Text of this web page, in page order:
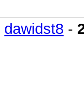
dawidst8 -